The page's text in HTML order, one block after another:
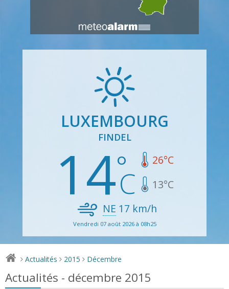
LUXEMBOURG
FINDEL
14 26°C
13°C
NE 17 km/h
Vendredi 07 août 2026 à 08h25
> Actualités > 2015 > Décembre
Actualités - décembre 2015